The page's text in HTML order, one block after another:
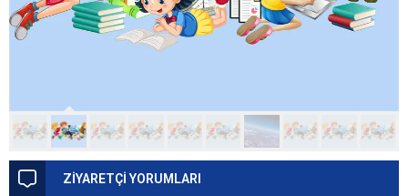
ZİYARETÇİ YORUMLARI